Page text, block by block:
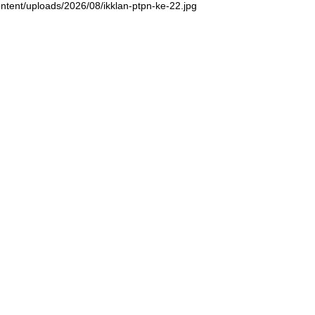
uploads/2026/08/ikklan-ptpn-ke-22.jpg